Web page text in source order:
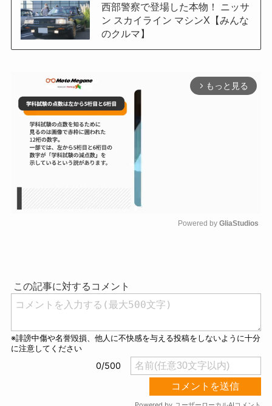
西部警察で登場した本物！ ニッサ
ン スカイライン マシンX【みんな
のクルマ】
arrow_forward_ios もっと見る
Powered by GliaStudios